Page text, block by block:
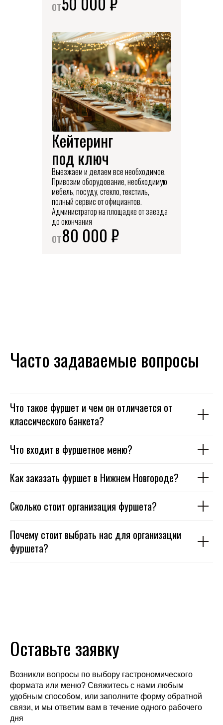
от
Кейтеринг
под ключ
Выезжаем и делаем все необходимое.
Привозим оборудование, необходимую
мебель, посуду, стекло, текстиль,
полный сервис от официантов.
Администратор на площадке от заезда
до окончания
от80 000 ₽
Часто задаваемые вопросы
Что такое фуршет и чем он отличается от
классического банкета?
Что входит в фуршетное меню?
Как заказать фуршет в Нижнем Новгороде?
Сколько стоит организация фуршета?
Почему стоит выбрать нас для организации
фуршета?
Оставьте заявку
Возникли вопросы по выбору гастрономического
формата или меню? Свяжитесь с нами любым
удобным способом, или заполните форму обратной
связи, и мы ответим вам в течение одного рабочего
дня